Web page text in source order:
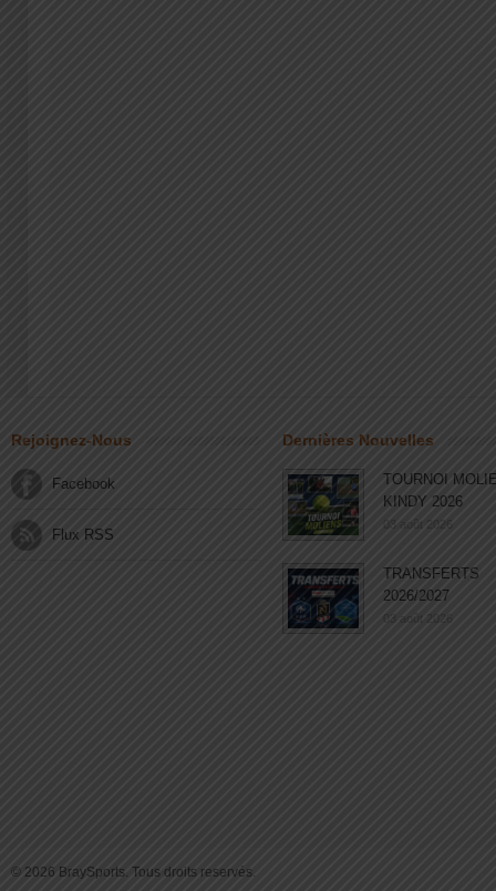
Rejoignez-Nous
Facebook
Flux RSS
Dernières Nouvelles
TOURNOI
KINDY 2026
03 août 2026
TRANSFERTS
2026/2027
03 août 2026
© 2026 BraySports. Tous droits reservés.